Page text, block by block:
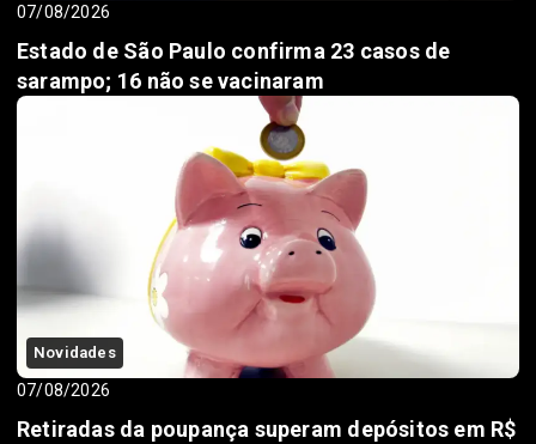
07/08/2026
Estado de São Paulo confirma 23 casos de
sarampo; 16 não se vacinaram
Novidades
07/08/2026
Retiradas da poupança superam depósitos em R$